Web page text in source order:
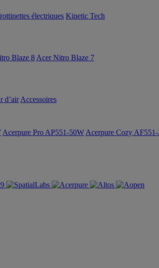
électriques Kinetic Tech
Blaze 8 Acer Nitro Blaze 7
d’air Accessoires
Acerpure Pro AP551-50W Acerpure Cozy